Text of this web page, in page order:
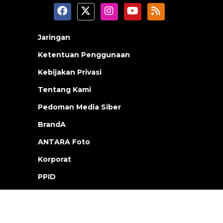
Jaringan
Ketentuan Penggunaan
Kebijakan Privasi
Tentang Kami
Pedoman Media Siber
BrandA
ANTARA Foto
Korporat
PPID